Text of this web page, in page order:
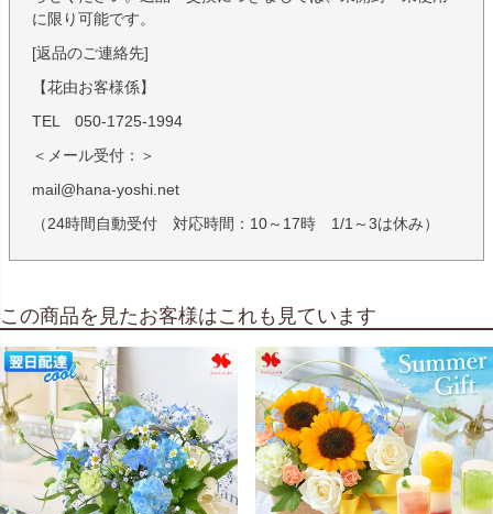
に限り可能です。
[返品のご連絡先]
【花由お客様係】
TEL 050-1725-1994
＜メール受付：＞
mail@hana-yoshi.net
（24時間自動受付 対応時間：10～17時 1/1～3は休み）
この商品を見たお客様はこれも見ています